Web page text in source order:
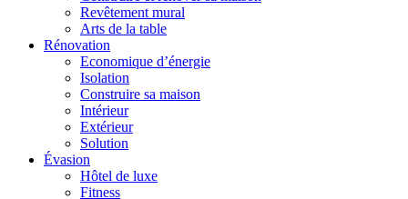
Revêtement mural
Arts de la table
Rénovation
Economique d’énergie
Isolation
Construire sa maison
Intérieur
Extérieur
Solution
Évasion
Hôtel de luxe
Fitness